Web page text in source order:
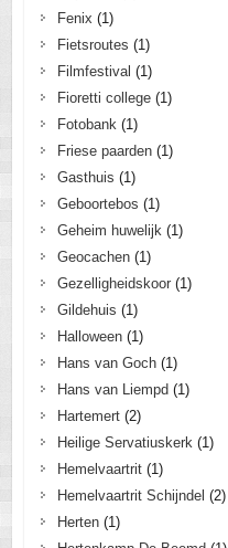
Fenix (1)
Fietsroutes (1)
Filmfestival (1)
Fioretti college(1)
Fotobank(1)
Friese paarden(1)
Gasthuis (1)
Geboortebos (1)
Geheim huwelijk(1)
Geocachen(1)
Gezelligheidskoor(1)
Gildehuis (1)
Halloween(1)
Hans van Goch(1)
Hans van Liempd (1)
Hartemert(2)
Heilige Servatiuskerk(1)
Hemelvaartrit(1)
Hemelvaartrit Schijndel (2)
Herten(1)